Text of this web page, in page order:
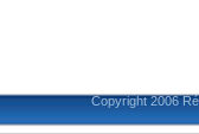
Copyright 2006